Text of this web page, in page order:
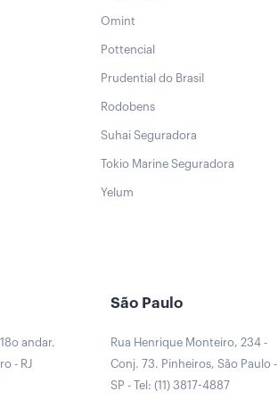
Omint
Pottencial
Prudential do Brasil
Rodobens
Suhai Seguradora
Tokio Marine Seguradora
Yelum
andar.
- RJ
São Paulo
Rua Henrique Monteiro, 234 -
Conj. 73. Pinheiros, São Paulo -
SP - Tel: (11) 3817-4887